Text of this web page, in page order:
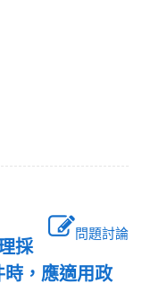
問題討論
採
，應適用政